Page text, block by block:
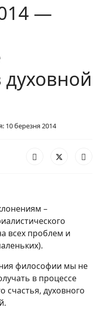
—
10 березня 2014
–
всех проблем и
философии мы не
в процессе
счастья, духовного